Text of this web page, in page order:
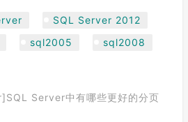
SQL Server 2012
sql2005
sql2008
Server中有哪些更好的分页